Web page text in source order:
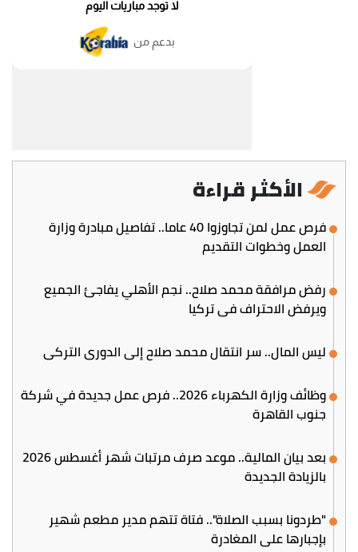
الأكثر قراءة
فرص عمل لمن تجاوزوا 40 عاما.. تفاصيل مبادرة وزارة
العمل وخطوات التقديم
رفض مرافقة محمد صلاح.. نجم الأهلي يفاجئ الجميع
ويرفض الاحتراف في تركيا
ليس المال.. سر انتقال محمد صلاح إلى الدوري التركي
وظائف وزارة الكهرباء 2026.. فرص عمل جديدة في شركة
جنوب القاهرة
بعد بيان المالية.. موعد صرف مرتبات شهر أغسطس 2026
بالزيادة الجديدة
"طردونا بسبب الصلاة".. فتاة تتهم مدير مطعم شهير
بإجبارها على المغادرة